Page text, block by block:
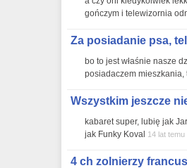
gończym i telewizornia
Za posiadanie psa,
bo to jest właśnie nasze
posiadaczem mieszkania,
Wszystkim jeszcze
kabaret super, lubię jak
jak Funky Koval 14 lat temu
4 ch zolnierzy